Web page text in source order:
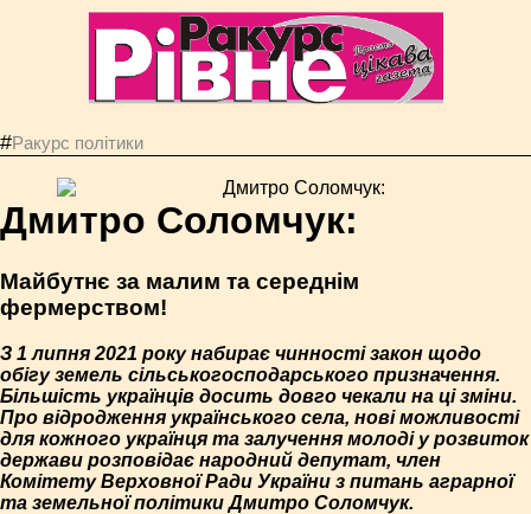
#Ракурс політики
Дмитро Соломчук:
Майбутнє за малим та середнім
фермерством!
З 1 липня 2021 року набирає чинності закон щодо
обігу земель сільськогосподарського призначення.
Більшість українців досить довго чекали на ці зміни.
Про відродження українського села, нові можливості
для кожного українця та залучення молоді у розвиток
держави розповідає народний депутат, член
Комітету Верховної Ради України з питань аграрної
та земельної політики Дмитро Соломчук.